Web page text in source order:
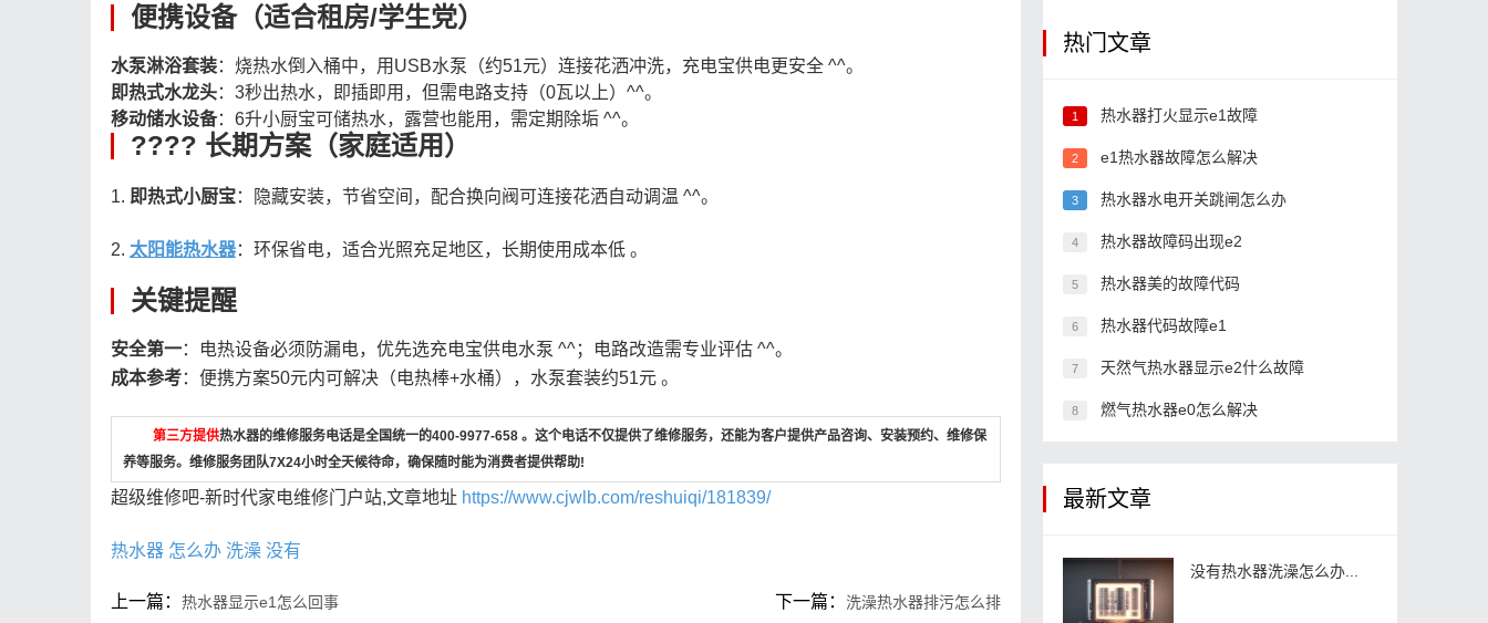
便携设备（适合租房/学生党）
水泵淋浴套装：烧热水倒入桶中，用USB水泵（约51元）连接花洒冲洗，充电宝供电更安全 ^^。
即热式水龙头：3秒出热水，即插即用，但需电路支持（0瓦以上）^^。
移动储水设备：6升小厨宝可储热水，露营也能用，需定期除垢 ^^。
???? 长期方案（家庭适用）
1. 即热式小厨宝：隐藏安装，节省空间，配合换向阀可连接花洒自动调温 ^^。
2. 太阳能热水器：环保省电，适合光照充足地区，长期使用成本低 。
关键提醒
安全第一：电热设备必须防漏电，优先选充电宝供电水泵 ^^；电路改造需专业评估 ^^。
成本参考：便携方案50元内可解决（电热棒+水桶），水泵套装约51元 。
第三方提供热水器的维修服务电话是全国统一的400-9977-658 。这个电话不仅提供了维修服务，还能为客户提供产品咨询、安装预约、维修保
养等服务。维修服务团队7X24小时全天候待命，确保随时能为消费者提供帮助!
超级维修吧-新时代家电维修门户站,文章地址 https://www.cjwlb.com/reshuiqi/181839/
热水器 怎么办 洗澡 没有
上一篇： 热水器显示e1怎么回事 下一篇： 洗澡热水器排污怎么排
热门文章
1 热水器打火显示e1故障
2 e1热水器故障怎么解决
3 热水器水电开关跳闸怎么办
4 热水器故障码出现e2
5 热水器美的故障代码
6 热水器代码故障e1
7 天然气热水器显示e2什么故障
8 燃气热水器e0怎么解决
最新文章
没有热水器洗澡怎么办...